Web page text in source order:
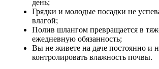
день;
Грядки и молодые посадки не
влагой;
Полив шлангом превращается в
ежедневную обязанность;
Вы не живете на даче постоянно и
контролировать влажность почвы.